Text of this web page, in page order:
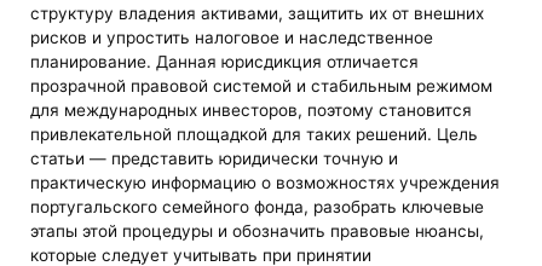
структуру владения активами, защитить их от внешних
рисков и упростить налоговое и наследственное
планирование. Данная юрисдикция отличается
прозрачной правовой системой и стабильным режимом
для международных инвесторов, поэтому становится
привлекательной площадкой для таких решений. Цель
статьи — представить юридически точную и
практическую информацию о возможностях учреждения
португальского семейного фонда, разобрать ключевые
этапы этой процедуры и обозначить правовые нюансы,
которые следует учитывать при принятии